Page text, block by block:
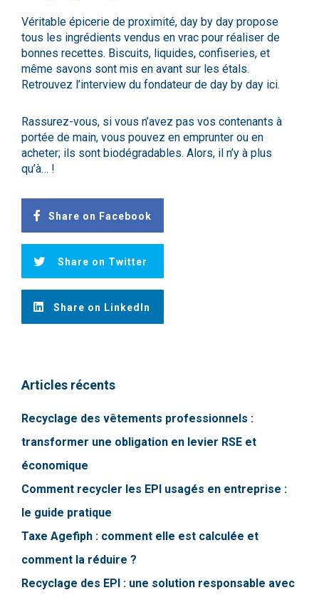
Véritable épicerie de proximité, day by day propose
tous les ingrédients vendus en vrac pour réaliser de
bonnes recettes. Biscuits, liquides, confiseries, et
même savons sont mis en avant sur les étals.
Retrouvez l’interview du fondateur de day by day ici.
Rassurez-vous, si vous n’avez pas vos contenants à
portée de main, vous pouvez en emprunter ou en
acheter; ils sont biodégradables. Alors, il n’y à plus
qu’à… !
Share on Facebook
Share on Twitter
Share on LinkedIn
Articles récents
Recyclage des vêtements professionnels :
transformer une obligation en levier RSE et
économique
Comment recycler les EPI usagés en entreprise :
le guide pratique
Taxe Agefiph : comment elle est calculée et
comment la réduire ?
Recyclage des EPI : une solution responsable avec